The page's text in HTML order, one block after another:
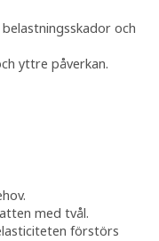
och
yttre påverkan.
med tvål.
förstörs